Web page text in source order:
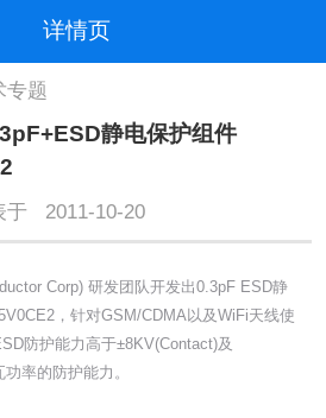
详情页
专题
静电保护组件
2011-10-20
Corp) 研发团队开发出0.3pF ESD静
，针对GSM/CDMA以及WiFi天线使
防护能力高于±8KV(Contact)及
率的防护能力。